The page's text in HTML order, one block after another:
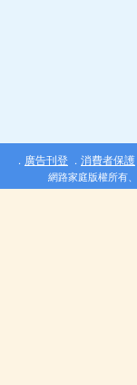
． 廣告刊登 ． 消費者保護
網路家庭版權所有